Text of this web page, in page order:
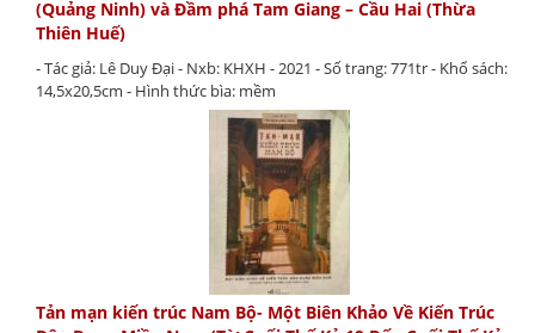
(Quảng Ninh) và Đầm phá Tam Giang – Cầu Hai (Thừa
Thiên Huế)
- Tác giả: Lê Duy Đại - Nxb: KHXH - 2021 - Số trang: 771tr - Khổ sách:
14,5x20,5cm - Hình thức bìa: mềm
Tản mạn kiến trúc Nam Bộ- Một Biên Khảo Về Kiến Trúc